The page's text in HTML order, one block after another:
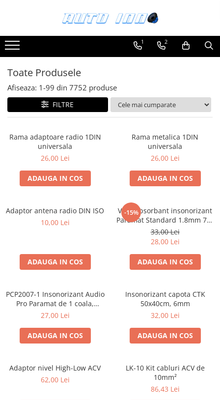
Montaj Sisteme Audio Auto
Covorase auto mocheta
Covorase cauciuc auto dedicate
Huse scaun auto dedicate
Plase portbagaj
Tavite portbagaj auto
Pachete Audio
Accesorii Sisteme Audio
Cupla carkit
Cupla radio aftermarket
Inele boxe auto
Rame radio 1DIN
Car Audio
Amplificatoare
CD Playere Auto
Conectori Difuzoare
Difuzoare-Sisteme / Componente
1 2
Toate Produsele
Afiseaza: 1-99 din 7752 produse
FILTRE
Rama adaptoare radio 1DIN
universala
26,00 Lei
ADAUGA IN COS
Rama metalica 1DIN
universala
26,00 Lei
ADAUGA IN COS
Adaptor antena radio DIN ISO
10,00 Lei
ADAUGA IN COS
-15%
Vibroabsorbant insonorizant
Paramat Standard 1.8mm 70x
50cm, 1 coala PCP1006-1
33,00 Lei
28,00 Lei
ADAUGA IN COS
PCP2007-1 Insonorizant Audio
Pro Paramat de 1 coala,
spuma de 6mm grosime,
27,00 Lei
ADAUGA IN COS
Insonorizant capota CTK
50x40cm, 6mm
32,00 Lei
ADAUGA IN COS
Adaptor nivel High-Low ACV
62,00 Lei
LK-10 Kit cabluri ACV de
10mm²
86,43 Lei